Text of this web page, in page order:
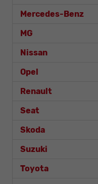
Mercedes-Benz
MG
Nissan
Opel
Renault
Seat
Skoda
Suzuki
Toyota